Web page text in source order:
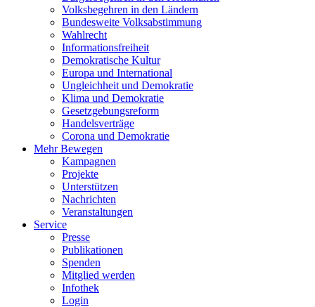
Volksbegehren in den Ländern
Bundesweite Volksabstimmung
Wahlrecht
Informationsfreiheit
Demokratische Kultur
Europa und International
Ungleichheit und Demokratie
Klima und Demokratie
Gesetzgebungsreform
Handelsverträge
Corona und Demokratie
Mehr Bewegen
Kampagnen
Projekte
Unterstützen
Nachrichten
Veranstaltungen
Service
Presse
Publikationen
Spenden
Mitglied werden
Infothek
Login